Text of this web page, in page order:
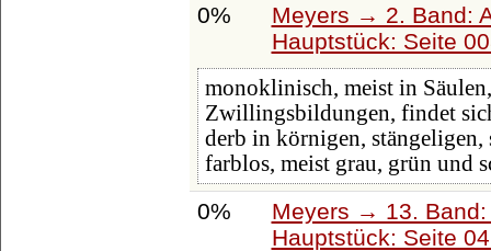
0%
Meyers → 2. Band:
Hauptstück: Seite
monoklinisch, meist in
Zwillingsbildungen, findet
derb in körnigen,
farblos, meist grau, grün und
0%
Meyers → 13.
Hauptstück: Seite